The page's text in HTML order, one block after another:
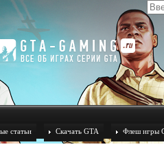
статьи Скачать GTA Флеш игры